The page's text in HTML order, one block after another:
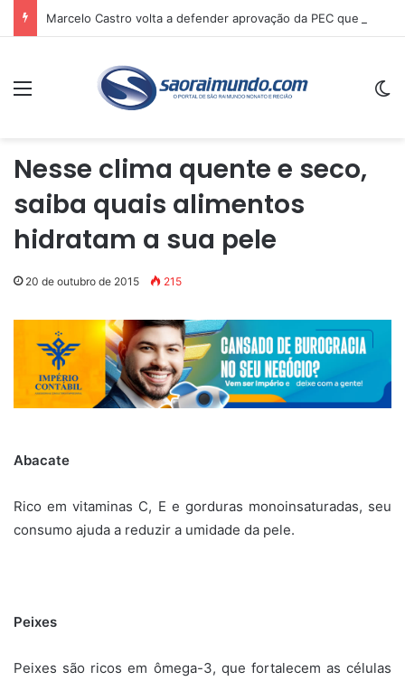
Menu
Nesse clima quente e seco,
saiba quais alimentos
hidratam a sua pele
20 de outubro de 2015 215
Abacate
Rico em vitaminas C, E e gorduras monoinsaturadas, seu
consumo ajuda a reduzir a umidade da pele.
Peixes
Peixes são ricos em ômega-3, que fortalecem as células